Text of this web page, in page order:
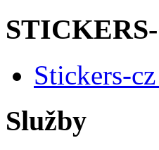
Stickers-
Služby